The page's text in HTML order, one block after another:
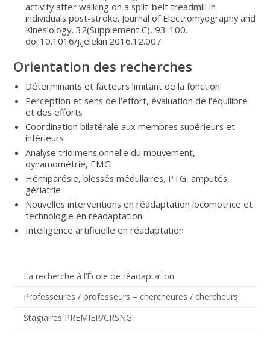
La recherche à l’École de réadaptation
Professeures / professeurs – chercheures / chercheurs
Stagiaires PREMIER/CRSNG
activity after walking on a split-belt treadmill in
individuals post-stroke. Journal of Electromyography and
Kinesiology, 32(Supplement C), 93-100.
doi:10.1016/j.jelekin.2016.12.007
Orientation des recherches
Déterminants et facteurs limitant de la fonction
Perception et sens de l’effort, évaluation de l’équilibre
et des efforts
Coordination bilatérale aux membres supérieurs et
inférieurs
Analyse tridimensionnelle du mouvement,
dynamométrie, EMG
Hémiparésie, blessés médullaires, PTG, amputés,
gériatrie
Nouvelles interventions en réadaptation locomotrice et
technologie en réadaptation
Intelligence artificielle en réadaptation